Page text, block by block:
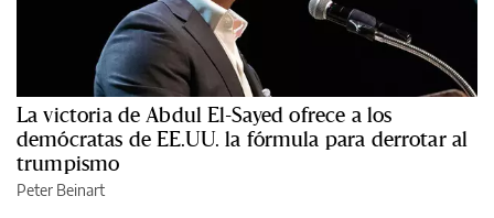
La victoria de Abdul El-Sayed ofrece a los
demócratas de EE.UU. la fórmula para derrotar al
trumpismo
Peter Beinart